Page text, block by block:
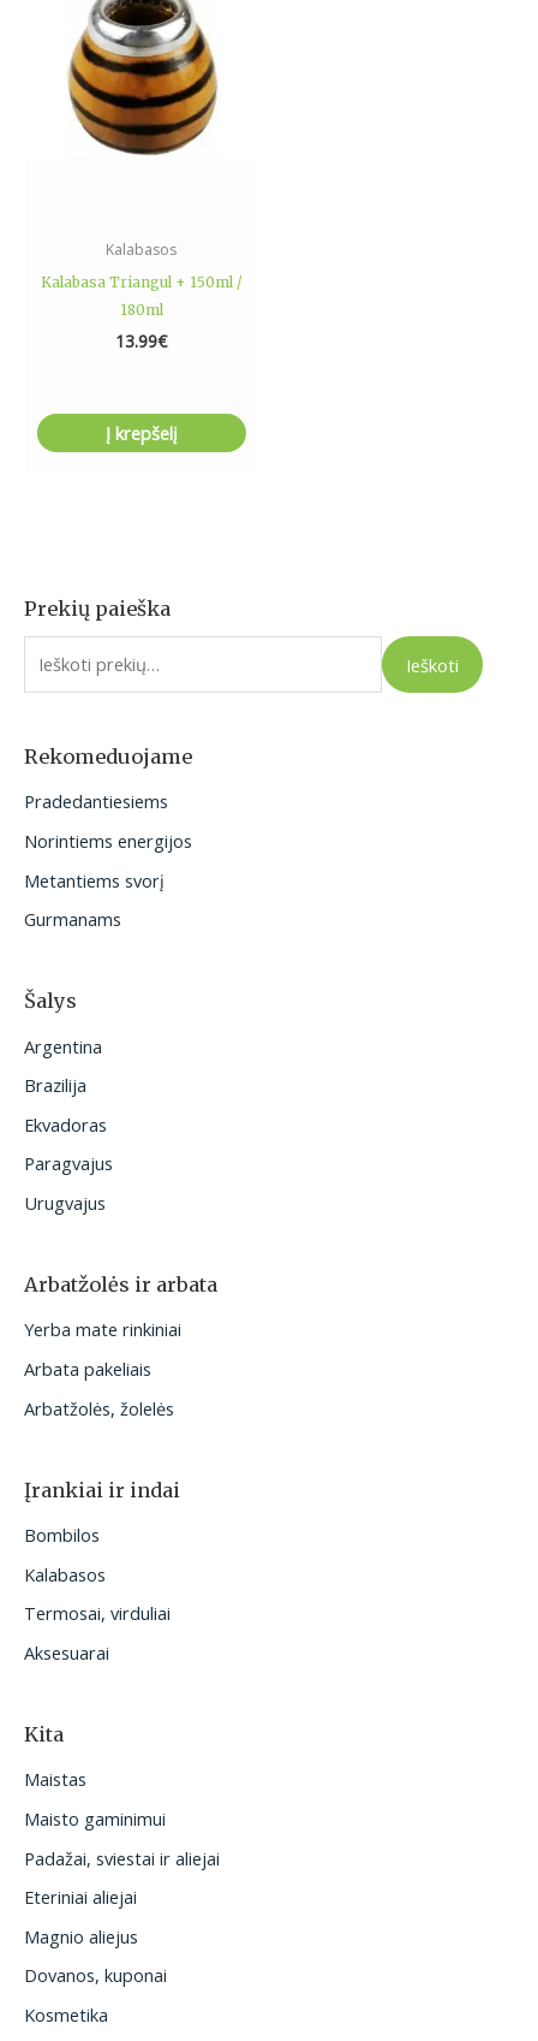
Prekių paieška
I
e
o
:
Ieškoti
Rekomeduojame
Pradedantiesiems
Norintiems energijos
Metantiems svorį
Gurmanams
Šalys
Argentina
Brazilija
Ekvadoras
Paragvajus
Urugvajus
Arbatžolės ir arbata
Yerba mate rinkiniai
Arbata pakeliais
Arbatžolės, žolelės
Įrankiai ir indai
Bombilos
Kalabasos
Termosai, virduliai
Aksesuarai
Kita
Maistas
Maisto gaminimui
Padažai, sviestai ir aliejai
Eteriniai aliejai
Magnio aliejus
Dovanos, kuponai
Kosmetika
Kalabasos
Kalabasa Triangul + 150ml /
180ml
13.99€
Į krepšelį